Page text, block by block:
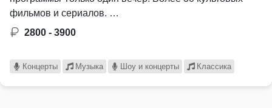
фильмов и сериалов. …
2800 - 3900
Концерты Музыка Шоу и концерты Классика